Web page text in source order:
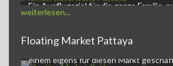
Ein Ausflugsziel für die ganze Familie,
weiterlesen...
Floating Market Pattaya
Der Pattaya Floating Market,ein
einem eigens für diesen Markt